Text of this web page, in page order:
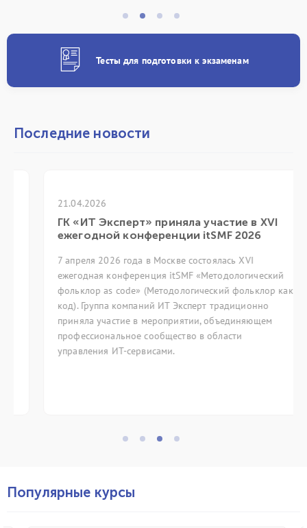
Тесты для подготовки к экзаменам
Последние новости
21.04.2026
ГК «ИТ Эксперт» приняла участие в XVI
ежегодной конференции itSMF 2026
7 апреля 2026 года в Москве состоялась XVI
ежегодная конференция itSMF «Методологический
фольклор as code» (Методологический фольклор как
код). Группа компаний ИТ Эксперт традиционно
приняла участие в мероприятии, объединяющем
профессиональное сообщество в области
управления ИТ-сервисами.
Популярные курсы